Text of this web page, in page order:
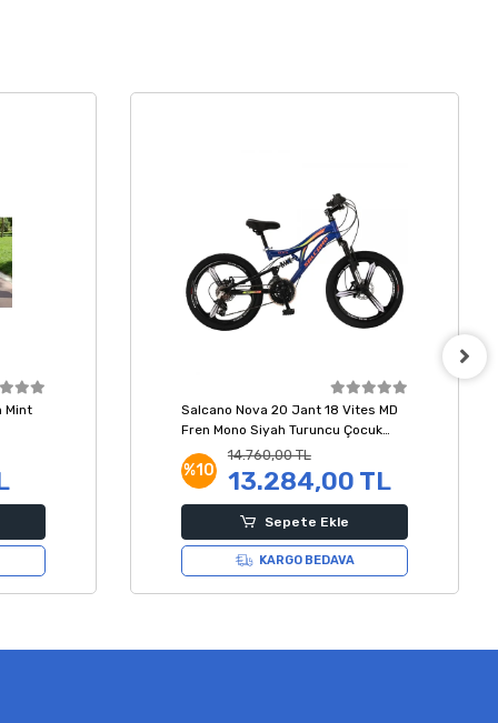
Mint
Salcano Nova 20 Jant 18 Vites MD
Fren Mono Siyah Turuncu Çocuk
Bisikleti
%10
14.760,00 TL
13.284,00 TL
Sepete Ekle
KARGO BEDAVA